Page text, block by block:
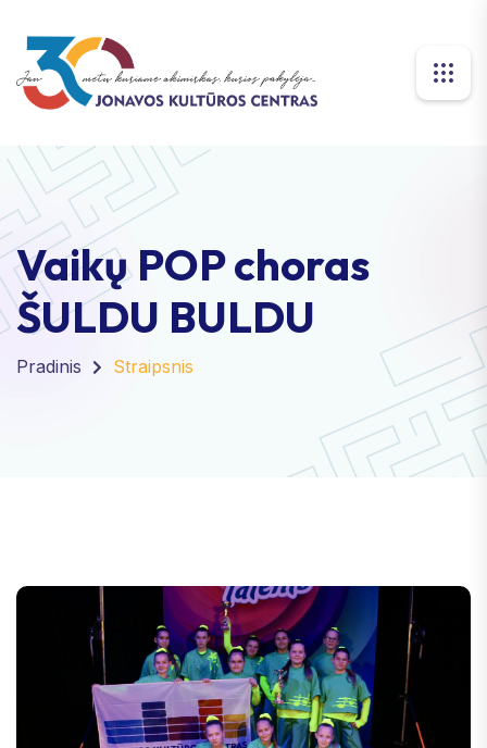
Vaikų POP choras
ŠULDU BULDU
Pradinis Straipsnis